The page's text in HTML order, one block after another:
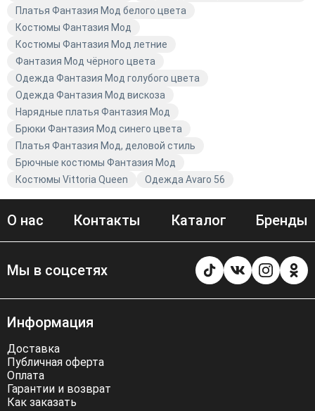
Платья Фантазия Мод белого цвета
Костюмы Фантазия Мод
Костюмы Фантазия Мод летние
Фантазия Мод чёрного цвета
Одежда Фантазия Мод голубого цвета
Одежда Фантазия Мод вискоза
Нарядные платья Фантазия Мод
Брюки Фантазия Мод синего цвета
Платья Фантазия Мод, деловой стиль
Брючные костюмы Фантазия Мод
Костюмы Vittoria Queen
Одежда Avaro 56
О нас Контакты Каталог Бренды
Мы в соцсетях
Информация
Доставка
Публичная оферта
Оплата
Гарантии и возврат
Как заказать